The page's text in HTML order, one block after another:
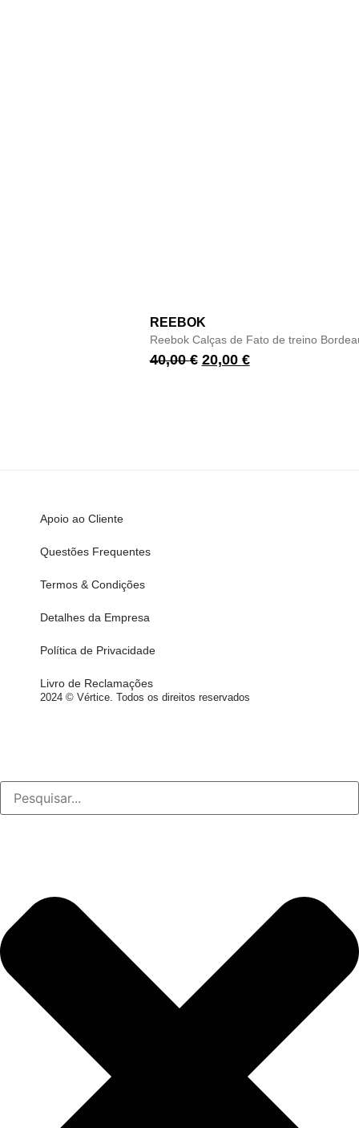
REEBOK
Reebok Calças de Fato de treino
40,00€ 20,00 €
2024 © Vértice. Todos os direitos reservados
Apoio ao Cliente
Questões Frequentes
Termos & Condições
Detalhes da Empresa
Política de Privacidade
Livro de Reclamações